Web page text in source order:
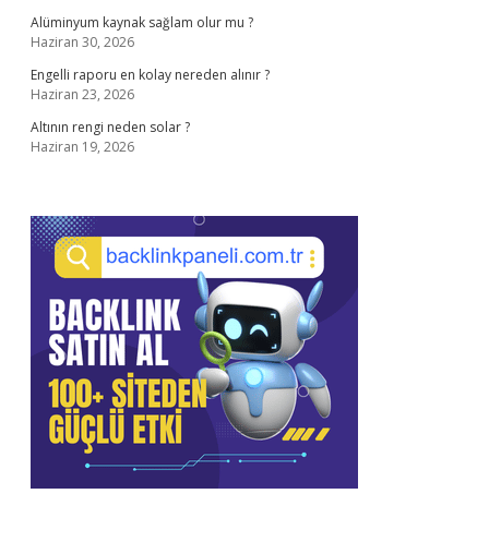
Alüminyum kaynak sağlam olur mu ?
Haziran 30, 2026
Engelli raporu en kolay nereden alınır ?
Haziran 23, 2026
Altının rengi neden solar ?
Haziran 19, 2026